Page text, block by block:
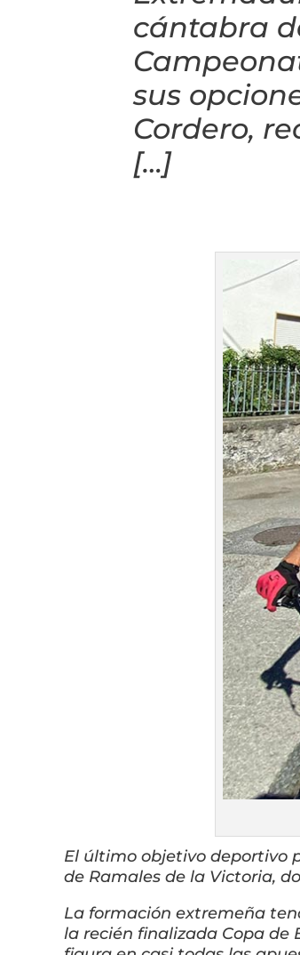
cántabra
sus
Cordero,
[…]
El último objetivo deportivo
de Ramales de la Victoria,
La formación extremeña
la recién finalizada Copa de